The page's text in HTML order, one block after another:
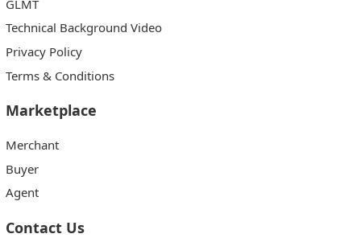
GLMT
Technical Background Video
Privacy Policy
Terms & Conditions
Marketplace
Merchant
Buyer
Agent
Contact Us